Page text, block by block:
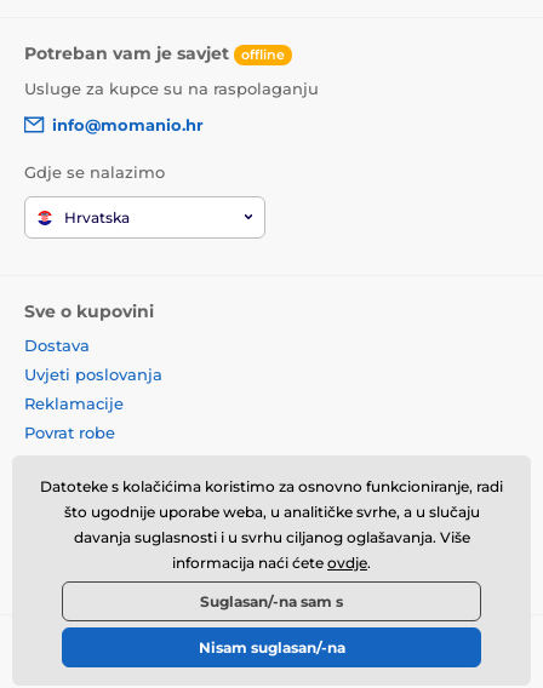
Potreban vam je savjet offline
Usluge za kupce su na raspolaganju
info@momanio.hr
Gdje se nalazimo
Hrvatska
Sve o kupovini
Dostava
Uvjeti poslovanja
Reklamacije
Povrat robe
Načela o korištenju kolačića
Kontaktne informacije
Informacije o obradi osobnih
© 2026 momanio.hr ⦁ E-trgovinu izradila
Datoteke s kolačićima koristimo za osnovno funkcioniranje, radi
što ugodnije uporabe weba, u analitičke svrhe, a u slučaju
davanja suglasnosti i u svrhu ciljanog oglašavanja. Više
informacija naći ćete ovdje.
Suglasan/-na sam s
Nisam suglasan/-na